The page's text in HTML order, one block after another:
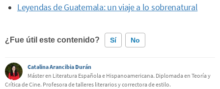
Leyendas de Guatemala: un viaje a lo sobrenatural
¿Fue útil este contenido? Sí No
Este contenido contiene información incorrecta
Catalina Arancibia Durán
Máster en Literatura Española e Hispanoamericana. Diplomada en Teoría y
Crítica de Cine. Profesora de talleres literarios y correctora de estilo.